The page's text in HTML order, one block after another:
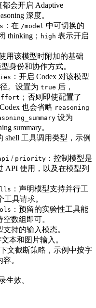
都会开启 Adaptive
深度。
：在 /model 中可切换的
thinking； high 表示开启
使用该模型时附加的基础
身份和协作方式。
：开启 Codex 对该模型
径。设置为 true 后，
；否则即使配置了
Codex 也会省略 reasoning
设为
summary。
shell 工具调用类型，示例
/ priority ：控制模型是
API 使用，以及在模型列
：声明模型支持并行工
具请求。
：预留的实验性工具能
数组即可。
支持的输入模态。
本和图片输入。
下文截断策略，示例中按字
。
生效。